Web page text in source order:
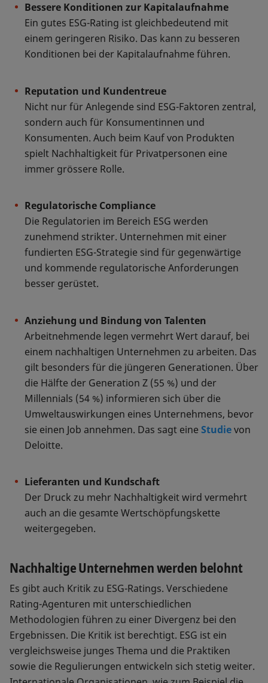
Bessere Konditionen zur Kapitalaufnahme
Ein gutes ESG-Rating ist gleichbedeutend mit
einem geringeren Risiko. Das kann zu besseren
Konditionen bei der Kapitalaufnahme führen.
Reputation und Kundentreue
Nicht nur für Anlegende sind ESG-Faktoren zentral,
sondern auch für Konsumentinnen und
Konsumenten. Auch beim Kauf von Produkten
spielt Nachhaltigkeit für Privatpersonen eine
immer grössere Rolle.
Regulatorische Compliance
Die Regulatorien im Bereich ESG werden
zunehmend strikter. Unternehmen mit einer
fundierten ESG-Strategie sind für gegenwärtige
und kommende regulatorische Anforderungen
besser gerüstet.
Anziehung und Bindung von Talenten
Arbeitnehmende legen vermehrt Wert darauf, bei
einem nachhaltigen Unternehmen zu arbeiten. Das
gilt besonders für die jüngeren Generationen. Über
die Hälfte der Generation Z (55 %) und der
Millennials (54 %) informieren sich über die
Umweltauswirkungen eines Unternehmens, bevor
sie einen Job annehmen. Das sagt eineStudievon
Deloitte.
Lieferanten und Kundschaft
Der Druck zu mehr Nachhaltigkeit wird vermehrt
auch an die gesamte Wertschöpfungskette
weitergegeben.
Nachhaltige Unternehmen werden belohnt
Es gibt auch Kritik zu ESG-Ratings. Verschiedene
Rating-Agenturen mit unterschiedlichen
Methodologien führen zu einer Divergenz bei den
Ergebnissen. Die Kritik ist berechtigt. ESG ist ein
vergleichsweise junges Thema und die Praktiken
sowie die Regulierungen entwickeln sich stetig weiter.